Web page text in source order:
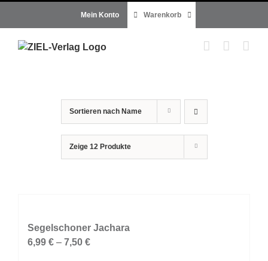
Mein Konto Warenkorb
Sortieren nach Name
Zeige 12 Produkte
Segelschoner Jachara
6,99 € – 7,50 €